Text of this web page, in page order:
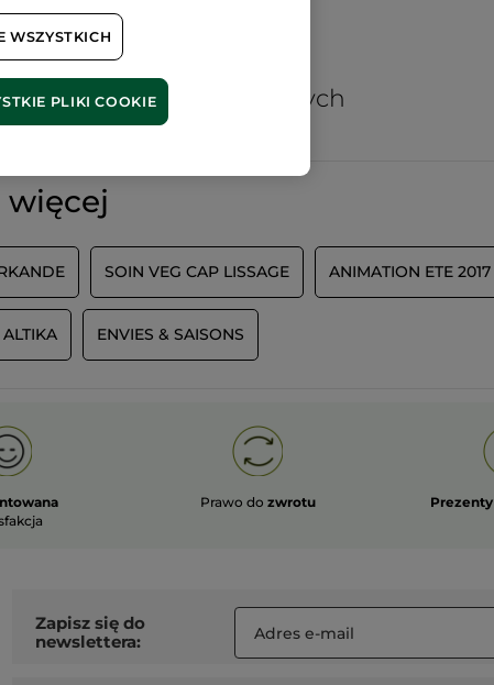
60 hektarów
pól organicznych
więcej
SOIN VEG CAP LISSAGE ANIMATION ETE 2017
ALTIKA ENVIES & SAISONS
Prawo do zwrotu Prezenty
Zapisz się do
newslettera:
WSZYSTKICH
PLIKI COOKIE